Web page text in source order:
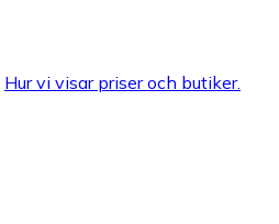
Hur vi visar priser och butiker.